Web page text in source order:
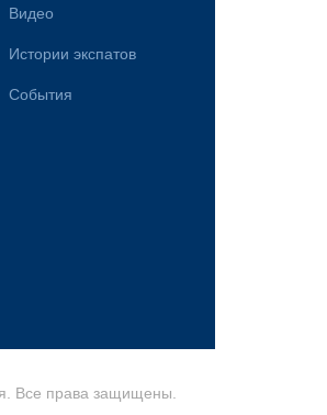
Видео
Истории экспатов
События
Все права защищены.